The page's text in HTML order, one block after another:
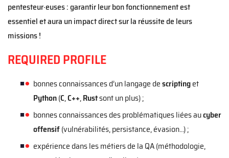
pentesteur·euses : garantir leur bon fonctionnement est
essentiel et aura un impact direct sur la réussite de leurs
missions !
REQUIRED PROFILE
bonnes connaissances d’un langage descriptinget
Python(C,C++,Rustsont un plus) ;
bonnes connaissances des problématiques liées aucyber
offensif(vulnérabilités, persistance, évasion...) ;
expérience dans les métiers de la QA (méthodologie,